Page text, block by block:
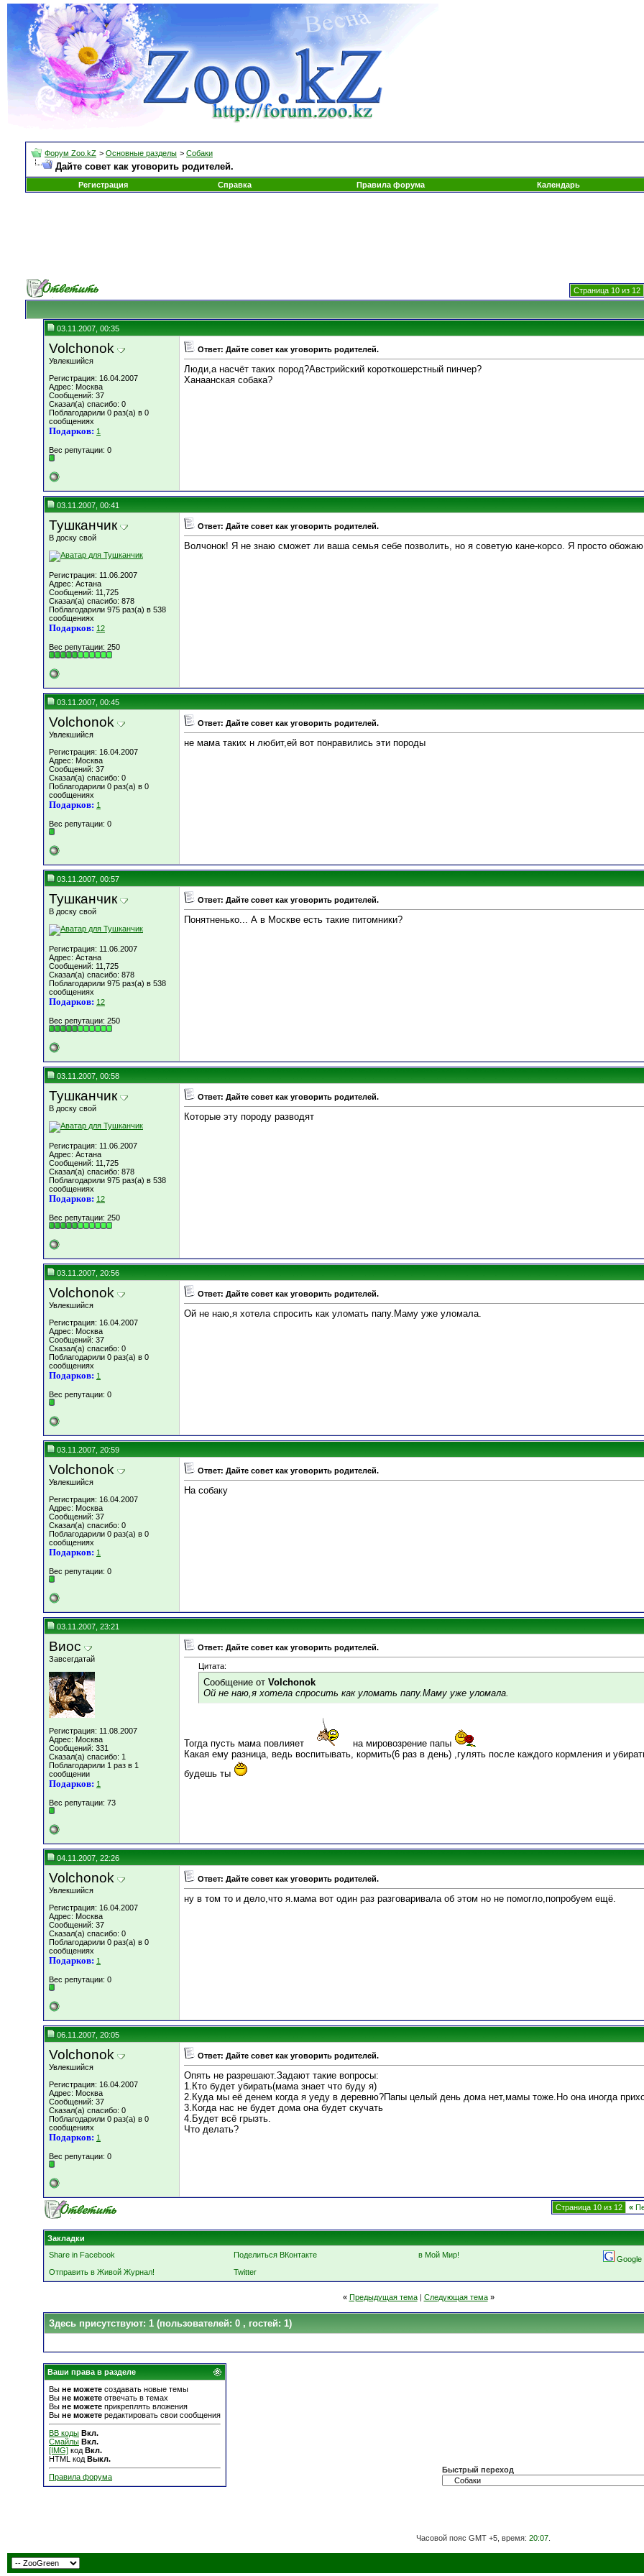
Форум Zoo.kZ > Основные разделы > Собаки
Дайте совет как уговорить родителей.
Регистрация Справка Правила форума Календарь
Страница 10 из 12
03.11.2007, 00:35
Volchonok
Увлекшийся
Регистрация: 16.04.2007
Адрес: Москва
Сообщений: 37
Сказал(а) спасибо: 0
Поблагодарили 0 раз(а) в 0
сообщениях
Подарков: 1
Вес репутации: 0
Ответ: Дайте совет как уговорить родителей.
Люди,а насчёт таких пород?Австрийский короткошерстный пинчер?
Ханаанская собака?
03.11.2007, 00:41
Тушканчик
В доску свой
Регистрация: 11.06.2007
Адрес: Астана
Сообщений: 11,725
Сказал(а) спасибо: 878
Поблагодарили 975 раз(а) в 538
сообщениях
Подарков: 12
Вес репутации: 250
Ответ: Дайте совет как уговорить родителей.
Волчонок! Я не знаю сможет ли ваша семья себе позволить, но я советую кане-корсо. Я просто
03.11.2007, 00:45
Volchonok
Увлекшийся
Регистрация: 16.04.2007
Адрес: Москва
Сообщений: 37
Сказал(а) спасибо: 0
Поблагодарили 0 раз(а) в 0
сообщениях
Подарков: 1
Вес репутации: 0
Ответ: Дайте совет как уговорить родителей.
не мама таких н любит,ей вот понравились эти породы
03.11.2007, 00:57
Тушканчик
В доску свой
Регистрация: 11.06.2007
Адрес: Астана
Сообщений: 11,725
Сказал(а) спасибо: 878
Поблагодарили 975 раз(а) в 538
сообщениях
Подарков: 12
Вес репутации: 250
Ответ: Дайте совет как уговорить родителей.
Понятненько... А в Москве есть такие питомники?
03.11.2007, 00:58
Тушканчик
В доску свой
Регистрация: 11.06.2007
Адрес: Астана
Сообщений: 11,725
Сказал(а) спасибо: 878
Поблагодарили 975 раз(а) в 538
сообщениях
Подарков: 12
Вес репутации: 250
Ответ: Дайте совет как уговорить родителей.
Которые эту породу разводят
03.11.2007, 20:56
Volchonok
Увлекшийся
Регистрация: 16.04.2007
Адрес: Москва
Сообщений: 37
Сказал(а) спасибо: 0
Поблагодарили 0 раз(а) в 0
сообщениях
Подарков: 1
Вес репутации: 0
Ответ: Дайте совет как уговорить родителей.
Ой не наю,я хотела спросить как уломать папу.Маму уже уломала.
03.11.2007, 20:59
Volchonok
Увлекшийся
Регистрация: 16.04.2007
Адрес: Москва
Сообщений: 37
Сказал(а) спасибо: 0
Поблагодарили 0 раз(а) в 0
сообщениях
Подарков: 1
Вес репутации: 0
Ответ: Дайте совет как уговорить родителей.
На собаку
03.11.2007, 23:21
Виос
Завсегдатай
Регистрация: 11.08.2007
Адрес: Москва
Сообщений: 331
Сказал(а) спасибо: 1
Поблагодарили 1 раз в 1
сообщении
Подарков: 1
Вес репутации: 73
Ответ: Дайте совет как уговорить родителей.
Цитата:
Сообщение от Volchonok
Ой не наю,я хотела спросить как уломать папу.Маму уже уломала.
Тогда пусть мама повлияет
на мировозрение папы
Какая ему разница, ведь воспитывать, кормить(6 раз в день) ,гулять после каждого кормления и
будешь ты
04.11.2007, 22:26
Volchonok
Увлекшийся
Регистрация: 16.04.2007
Адрес: Москва
Сообщений: 37
Сказал(а) спасибо: 0
Поблагодарили 0 раз(а) в 0
сообщениях
Подарков: 1
Вес репутации: 0
Ответ: Дайте совет как уговорить родителей.
ну в том то и дело,что я.мама вот один раз разговаривала об этом но не помогло,попробуем ещё.
06.11.2007, 20:05
Volchonok
Увлекшийся
Регистрация: 16.04.2007
Адрес: Москва
Сообщений: 37
Сказал(а) спасибо: 0
Поблагодарили 0 раз(а) в 0
сообщениях
Подарков: 1
Вес репутации: 0
Ответ: Дайте совет как уговорить родителей.
Опять не разрешают.Задают такие вопросы:
1.Кто будет убирать(мама знает что буду я)
2.Куда мы её денем когда я уеду в деревню?Папы целый день дома нет,мамы тоже.Но она иногда
3.Когда нас не будет дома она будет скучать
4.Будет всё грызть.
Что делать?
Страница 10 из 12 «
Закладки
Share in Facebook
Поделиться ВКонтакте в Мой Мир!
Google
Отправить в Живой Журнал!
Twitter
« Предыдущая тема| Следующая тема »
Здесь присутствуют: 1 (пользователей: 0 , гостей: 1)
Ваши права в разделе
Вы не можете создавать новые темы
Вы не можете отвечать в темах
Вы не можете прикреплять вложения
Вы не можете редактировать свои сообщения
BB коды Вкл.
Смайлы Вкл.
[IMG] код Вкл.
HTML код Выкл.
Правила форума
Быстрый переход
Часовой пояс GMT +5, время: 20:07.